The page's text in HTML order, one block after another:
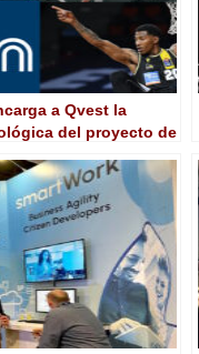
a Qvest la
del proyecto de